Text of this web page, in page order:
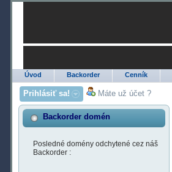
Úvod Backorder Cenník
Prihlásiť sa! Máte už účet ?
Backorder domén
Posledné domény odchytené cez náš
Backorder :